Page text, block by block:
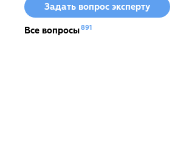
Задать вопрос эксперту
Все вопросы891